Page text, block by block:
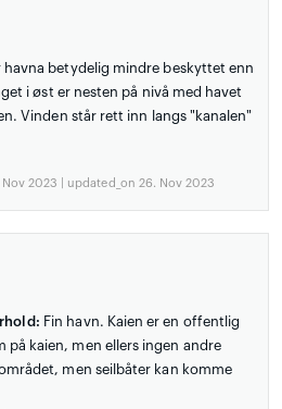
havna betydelig mindre beskyttet enn
i øst er nesten på nivå med havet
Vinden står rett inn langs "kanalen"
2023 | updated_on 26. Nov 2023
Fin havn. Kaien er en offentlig
på kaien, men ellers ingen andre
men seilbåter kan komme